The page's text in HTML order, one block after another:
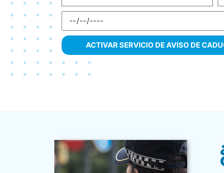
ACTIVAR SERVICIO DE AVISO DE